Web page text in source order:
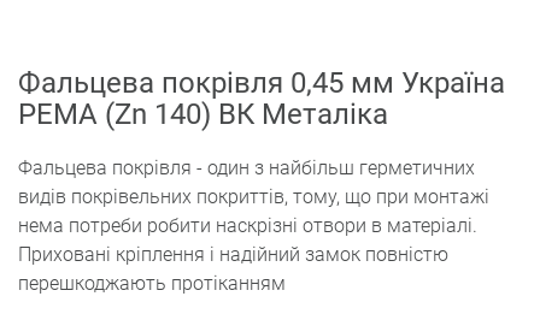
Фальцева покрівля 0,45 мм Україна
PEMA (Zn 140) ВК Металіка
Фальцева покрівля - один з найбільш герметичних
видів покрівельних покриттів, тому, що при монтажі
нема потреби робити наскрізні отвори в матеріалі.
Приховані кріплення і надійний замок повністю
перешкоджають протіканням